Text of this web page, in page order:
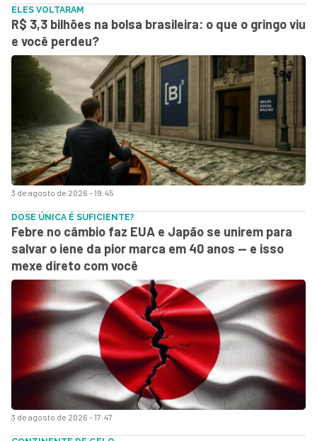
3 de agosto de 2026 - 19:45
ELES VOLTARAM
R$ 3,3 bilhões na bolsa brasileira: o que o gringo viu
e você perdeu?
3 de agosto de 2026 - 17:47
DOSE ÚNICA É SUFICIENTE?
Febre no câmbio faz EUA e Japão se unirem para
salvar o iene da pior marca em 40 anos — e isso
mexe direto com você